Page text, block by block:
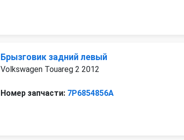
Брызговик задний левый
Volkswagen Touareg 2 2012
Номер запчасти: 7P6854856A